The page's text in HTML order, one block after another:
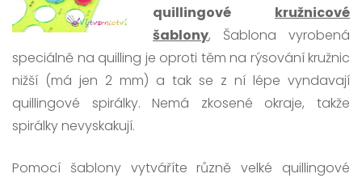
quillingové kružnicové
šablony, Šablona vyrobená
speciálně na quilling je oproti těm na rýsování kružnic
nižší (má jen 2 mm) a tak se z ní lépe vyndavají
quillingové spirálky. Nemá zkosené okraje, takže
spirálky nevyskakují.
Pomocí šablony vytváříte různě velké quillingové